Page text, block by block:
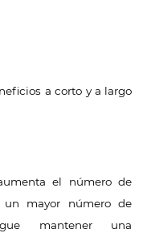
a corto y a largo
el número de
mayor número de
mantener una